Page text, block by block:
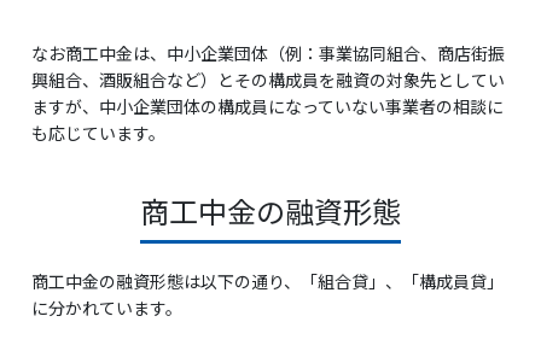
なお商工中金は、中小企業団体（例：事業協同組合、商店街振
興組合、酒販組合など）とその構成員を融資の対象先としてい
ますが、中小企業団体の構成員になっていない事業者の相談に
も応じています。
商工中金の融資形態
商工中金の融資形態は以下の通り、「組合貸」、「構成員貸」
に分かれています。